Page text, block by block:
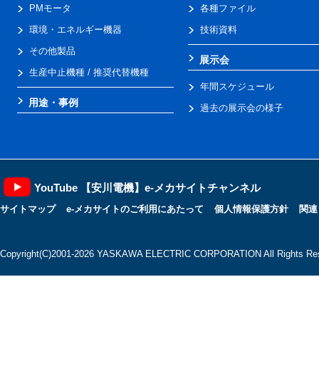
PMモータ
環境・エネルギー機器
その他製品
生産中止機種 / 推奨代替機種
用途・事例
各種ファイル
技術資料
展示会
年間スケジュール
過去の展示会の様子
YouTube 【安川電機】e-メカサイトチャンネル
サイトマップ e-メカサイトのご利用にあたって 個人情報保護方針 関
Copyright(C)2001‐2026 YASKAWA ELECTRIC CORPORATION All Rights